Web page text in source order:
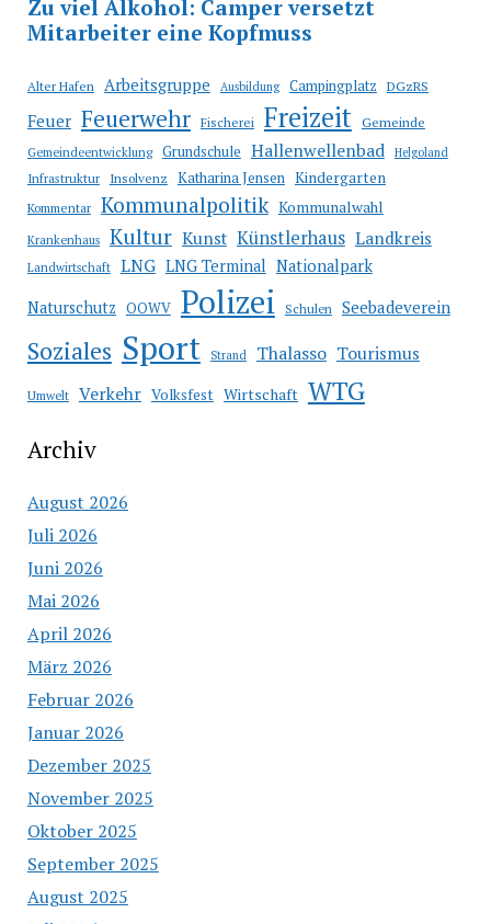
Alter Hafen Arbeitsgruppe Ausbildung Campingplatz DGzRS
Feuer Feuerwehr Fischerei Freizeit Gemeinde
Gemeindeentwicklung Grundschule Hallenwellenbad Helgoland
Infrastruktur Insolvenz Katharina Jensen Kindergarten
Kommentar Kommunalpolitik Kommunalwahl
Krankenhaus Kultur Kunst Künstlerhaus Landkreis
Landwirtschaft LNG LNG Terminal Nationalpark
Naturschutz OOWV Polizei Schulen Seebadeverein
Soziales Sport Strand Thalasso Tourismus
Umwelt Verkehr Volksfest Wirtschaft WTG
Archiv
August 2026
Juli 2026
Juni 2026
Mai 2026
April 2026
März 2026
Februar 2026
Januar 2026
Dezember 2025
November 2025
Oktober 2025
September 2025
August 2025